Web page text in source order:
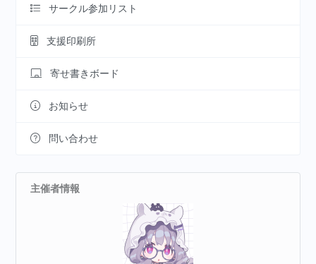
サークル参加リスト
支援印刷所
寄せ書きボード
お知らせ
問い合わせ
主催者情報